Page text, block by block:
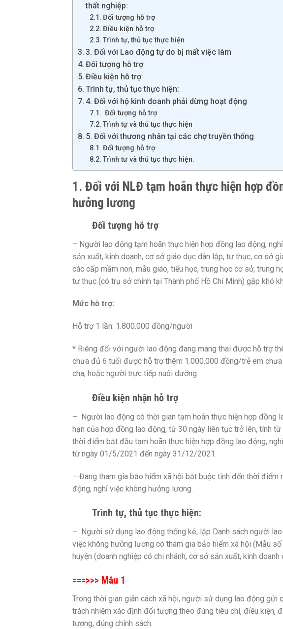
thất nghiệp:
Đối tượng hỗ trợ
Điều kiện hỗ trợ
Trình tự, thủ tục thực hiện
3. Đối với Lao động tự do bị mất việc làm
Đối tượng hỗ trợ
Điều kiện hỗ trợ
Trình tự, thủ tục thực hiện:
4. Đối với hộ kinh doanh phải dừng hoạt động
Đối tượng hỗ trợ
Trình tự và thủ tục thực hiện
5. Đối với thương nhân tại các chợ truyền thống
Đối tượng hỗ trợ
Trình tư và thủ tục thực hiện:
1. Đối với NLĐ tạm hoãn thực hiện hợp
hưởng lương
Đối tượng hỗ trợ
– Người lao động tạm hoãn thực hiện hợp đồng lao động,
sản xuất, kinh doanh, cơ sở giáo dục dân lập, tư thục, cơ sở
các cấp mầm non, mẫu giáo, tiểu học, trung học cơ sở, trung
tư thục (có trụ sở chính tại Thành phố Hồ Chí Minh) gặp khó
Mức hỗ trợ:
Hỗ trợ 1 lần: 1.800.000 đồng/người
* Riêng đối với người lao động đang mang thai được hỗ trợ
chưa đủ 6 tuổi được hỗ trợ thêm 1.000.000 đồng/trẻ em
cha, hoặc người trực tiếp nuôi dưỡng.
Điều kiện nhận hỗ trợ
– Người lao động có thời gian tạm hoãn thực hiện hợp đồng
hạn của hợp đồng lao động, từ 30 ngày liên tục trở lên, tính
thời điểm bắt đầu tạm hoãn thực hiện hợp đồng lao động,
từ ngày 01/5/2021 đến ngày 31/12/2021.
– Đang tham gia bảo hiểm xã hội bắt buộc tính đến thời
động, nghỉ việc không hưởng lương.
Trình tự, thủ tục thực hiện:
– Người sử dụng lao động thống kê, lập Danh sách người
việc không hưởng lương có tham gia bảo hiểm xã hội (Mẫu
huyện (doanh nghiệp có chi nhánh, cơ sở sản xuất, kinh
===>>> Mẫu 1
Trong thời gian giãn cách xã hội, người sử dụng lao động
trách nhiệm xác định đối tượng theo đúng tiêu chí, điều
tượng, đúng chính sách.